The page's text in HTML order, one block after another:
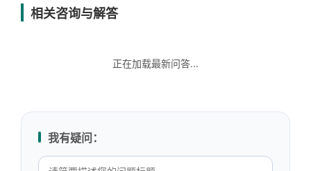
相关咨询与解答
正在加载最新问答...
我有疑问：